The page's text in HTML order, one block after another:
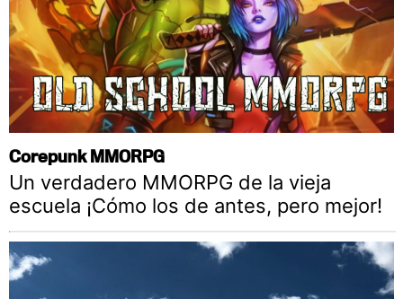
Corepunk MMORPG
Un verdadero MMORPG de la vieja
escuela ¡Cómo los de antes, pero mejor!